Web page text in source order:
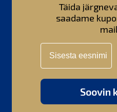
Täida
saadame
Eesnimi
Soovin